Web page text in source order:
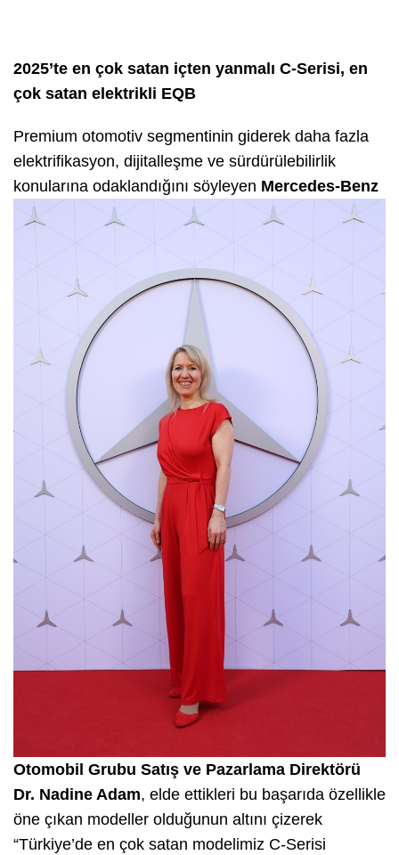
2025’te en çok satan içten yanmalı C-Serisi, en
çok satan elektrikli EQB
Premium otomotiv segmentinin giderek daha fazla
elektrifikasyon, dijitalleşme ve sürdürülebilirlik
konularına odaklandığını söyleyen Mercedes-Benz
Otomobil Grubu Satış ve Pazarlama Direktörü
Dr. Nadine Adam, elde ettikleri bu başarıda özellikle
öne çıkan modeller olduğunun altını çizerek
“Türkiye’de en çok satan modelimiz C-Serisi